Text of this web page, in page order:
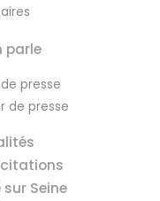
parle
presse
de presse
sur Seine